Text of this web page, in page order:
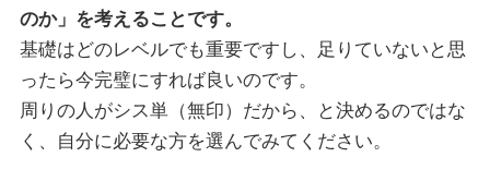
のか」を考えることです。
基礎はどのレベルでも重要ですし、足りていないと思
ったら今完璧にすれば良いのです。
周りの人がシス単（無印）だから、と決めるのではな
く、自分に必要な方を選んでみてください。